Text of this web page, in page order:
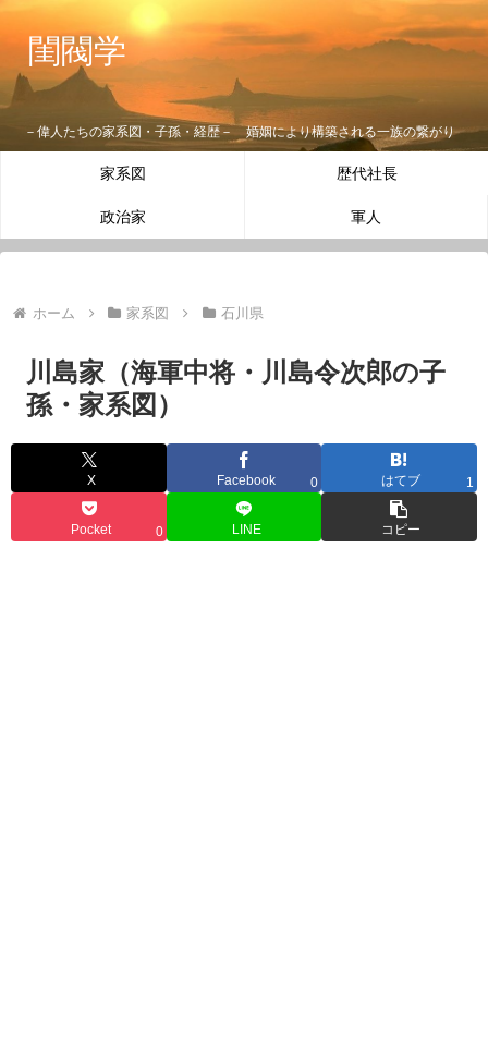
閨閥学
－偉人たちの家系図・子孫・経歴－ 婚姻により構築される一族の繋がり
家系図 歴代社長
政治家 軍人
ホーム 家系図 石川県
川島家（海軍中将・川島令次郎の子
孫・家系図）
X Facebook 0 はてブ 1
Pocket 0 LINE コピー